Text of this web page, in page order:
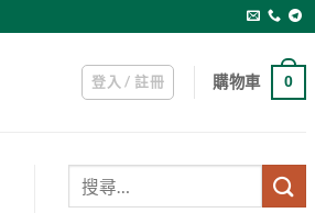
登入 / 註冊 購物車 0